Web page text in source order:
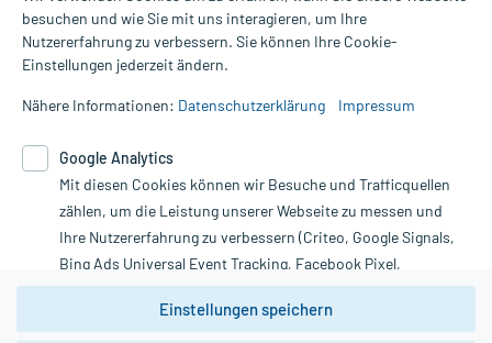
Alle Preise gelten inkl. MwSt., ggf. zzgl. Versandkosten
Informationen auf dieser Website werden ausschließlich für
die Untersuchung und Behandlung durch einen Arzt. Bitte
Therapien eingeleitet werden können. | Diese Webseite benutzt
Google Analytics. Lesen Sie bitte dazu die wichtigen Hinweise in
unserer Datenschutzerklärung. Für den Widerruf einer Bestellung
nutzen Sie das Formular:
Vertrag widerrufen
besuchen und wie Sie mit uns interagieren, um Ihre
Nutzererfahrung zu verbessern. Sie können Ihre Cookie-
Einstellungen jederzeit ändern.
Nähere Informationen: Datenschutzerklärung Impressum
Google Analytics
Mit diesen Cookies können wir Besuche und Trafficquellen
zählen, um die Leistung unserer Webseite zu messen und
Ihre Nutzererfahrung zu verbessern (Criteo, Google Signals,
Bing Ads Universal Event Tracking, Facebook Pixel,
Youtube-Social Plugin).
Wir weisen darauf hin, dass die
Einstellungen speichern